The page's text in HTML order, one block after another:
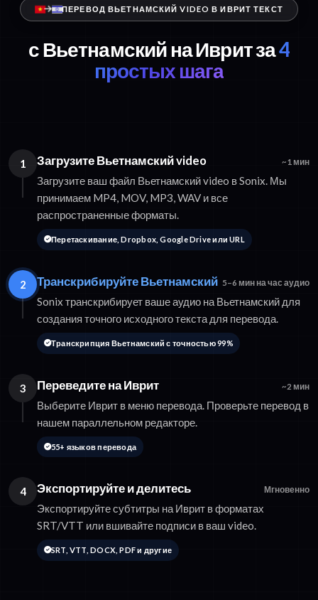
ПЕРЕВОД ВЬЕТНАМСКИЙ VIDEO В ИВРИТ ТЕКСТ
с Вьетнамский на Иврит за4
простых шага
1 Загрузите Вьетнамский video ~1 мин
Загрузите ваш файл Вьетнамский video в Sonix. Мы
принимаем MP4, MOV, MP3, WAV и все
распространенные форматы.
Перетаскивание, Dropbox, Google Drive или URL
2 Транскрибируйте Вьетнамский 5–6 мин на час аудио
Sonix транскрибирует ваше аудио на Вьетнамский для
создания точного исходного текста для перевода.
Транскрипция Вьетнамский с точностью 99%
3 Переведите на Иврит ~2 мин
Выберите Иврит в меню перевода. Проверьте перевод в
нашем параллельном редакторе.
55+ языков перевода
4 Экспортируйте и делитесь Мгновенно
Экспортируйте субтитры на Иврит в форматах
SRT/VTT или вшивайте подписи в ваш video.
SRT, VTT, DOCX, PDF и другие